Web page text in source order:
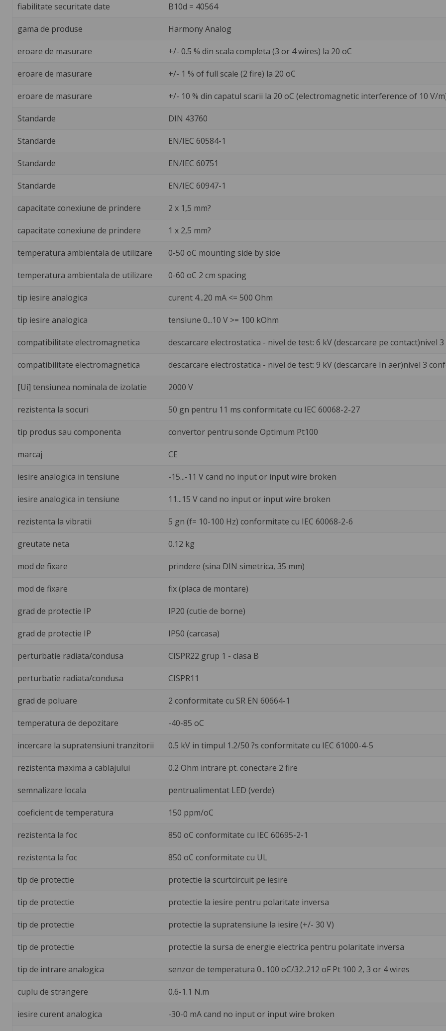
fiabilitate securitate date B10d = 40564
gama de produse Harmony Analog
eroare de masurare +/- 0.5 % din scala completa (3 or 4 wires) la 20 oC
eroare de masurare +/- 1 % of full scale (2 fire) la 20 oC
eroare de masurare +/- 10 % din capatul scarii la 20 oC (electromagnetic interference of 10 V/
Standarde DIN 43760
Standarde EN/IEC 60584-1
Standarde EN/IEC 60751
Standarde EN/IEC 60947-1
capacitate conexiune de prindere 2 x 1,5 mm?
capacitate conexiune de prindere 1 x 2,5 mm?
temperatura ambientala de utilizare 0-50 oC mounting side by side
temperatura ambientala de utilizare 0-60 oC 2 cm spacing
tip iesire analogica curent 4...20 mA <= 500 Ohm
tip iesire analogica tensiune 0...10 V >= 100 kOhm
compatibilitate electromagnetica descarcare electrostatica - nivel de test: 6 kV (descarcare pe contact)nivel
compatibilitate electromagnetica descarcare electrostatica - nivel de test: 9 kV (descarcare In aer)nivel 3
[Ui] tensiunea nominala de izolatie 2000 V
rezistenta la socuri 50 gn pentru 11 ms conformitate cu IEC 60068-2-27
tip produs sau componenta convertor pentru sonde Optimum Pt100
marcaj CE
iesire analogica in tensiune -15...-11 V cand no input or input wire broken
iesire analogica in tensiune 11...15 V cand no input or input wire broken
rezistenta la vibratii 5 gn (f= 10-100 Hz) conformitate cu IEC 60068-2-6
greutate neta 0.12 kg
mod de fixare prindere (sina DIN simetrica, 35 mm)
mod de fixare fix (placa de montare)
grad de protectie IP IP20 (cutie de borne)
grad de protectie IP IP50 (carcasa)
perturbatie radiata/condusa CISPR22 grup 1 - clasa B
perturbatie radiata/condusa CISPR11
grad de poluare 2 conformitate cu SR EN 60664-1
temperatura de depozitare -40-85 oC
incercare la supratensiuni tranzitorii 0.5 kV in timpul 1.2/50 ?s conformitate cu IEC 61000-4-5
rezistenta maxima a cablajului 0.2 Ohm intrare pt. conectare 2 fire
semnalizare locala pentrualimentat LED (verde)
coeficient de temperatura 150 ppm/oC
rezistenta la foc 850 oC conformitate cu IEC 60695-2-1
rezistenta la foc 850 oC conformitate cu UL
tip de protectie protectie la scurtcircuit pe iesire
tip de protectie protectie la iesire pentru polaritate inversa
tip de protectie protectie la supratensiune la iesire (+/- 30 V)
tip de protectie protectie la sursa de energie electrica pentru polaritate inversa
tip de intrare analogica senzor de temperatura 0...100 oC/32..212 oF Pt 100 2, 3 or 4 wires
cuplu de strangere 0.6-1.1 N.m
iesire curent analogica -30-0 mA cand no input or input wire broken